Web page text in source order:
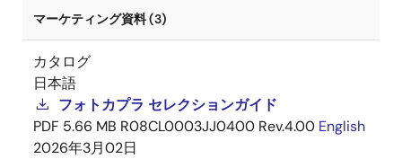
マーケティング資料 (3)
カタログ
日本語
フォトカプラ セレクションガイド
PDF 5.66 MB R08CL0003JJ0400 Rev.4.00 English
2026年3月02日